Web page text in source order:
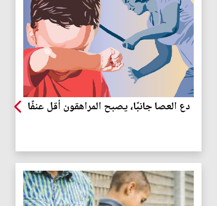
دع العصا جانبًا، يصبح المراهقون أقل عنفًا